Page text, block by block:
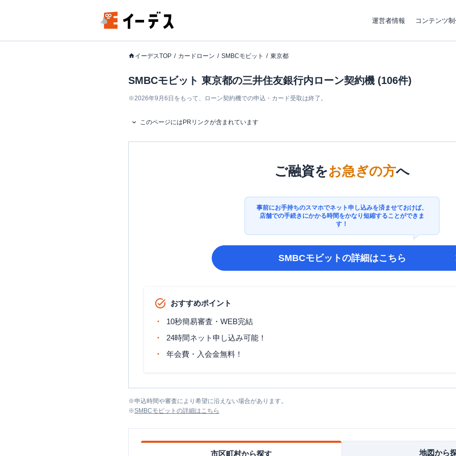
運営者情報 コンテンツ
イーデスTOP カードローン SMBCモビット 東京都
SMBCモビット 東京都の三井住友銀行内ローン契約機 (106件)
※2026年9月6日をもって、ローン契約機での申込・カード受取は終了。
このページにはPRリンクが含まれています
ご融資をお急ぎの方へ
事前にお手持ちのスマホでネット申し込みを済ませておけば、
店舗での手続きにかかる時間をかなり短縮することができま
す！
SMBCモビットの詳細はこちら
おすすめポイント
10秒簡易審査・WEB完結
24時間ネット申し込み可能！
年会費・入会金無料！
※申込時間や審査により希望に沿えない場合があります。
※SMBCモビット の詳細はこちら
市区町村から探す 地図から